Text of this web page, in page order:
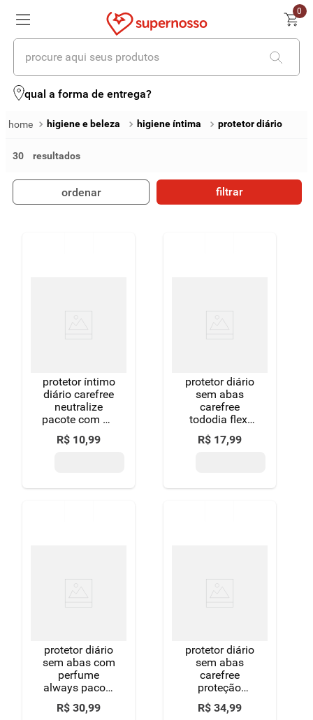
0
procure aqui seus produtos
qual a forma de entrega?
higiene e beleza higiene íntima protetor diário
30
ordenar filtrar
protetor íntimo
diário carefree
neutralize
pacote com 15
unidades
R$ 10,99
protetor diário
sem abas
carefree
tododia flexi
pacote 40
unidades
R$ 17,99
protetor diário
sem abas com
perfume
always pacote
80 unidades
grátis 20
R$ 30,99
protetor diário
sem abas
carefree
proteção
pacote 80
unidades leve
R$ 34,99
termos mais buscados
4º iogurte
chocolate